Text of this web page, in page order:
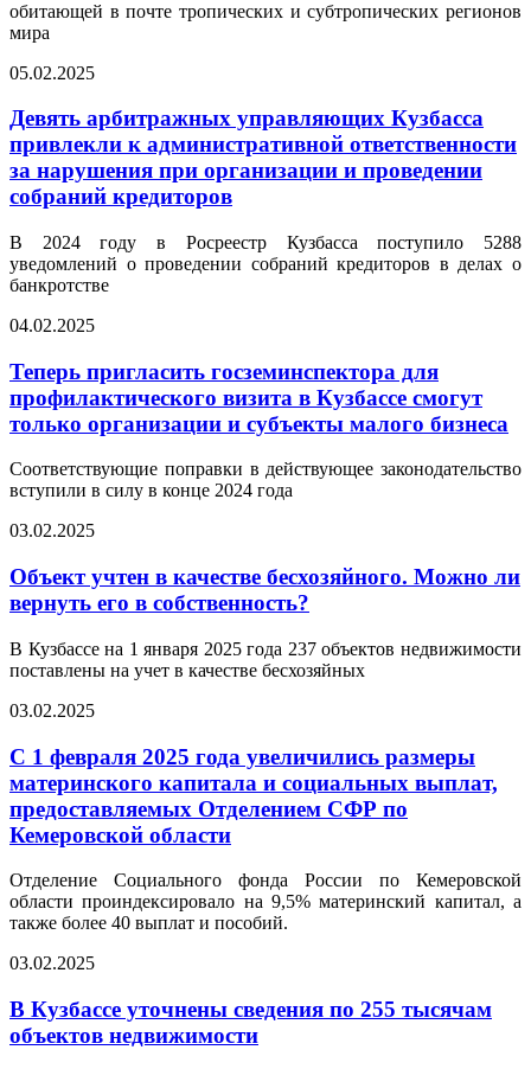
обитающей в почте тропических и субтропических регионов
мира
05.02.2025
Девять арбитражных управляющих Кузбасса
привлекли к административной ответственности
за нарушения при организации и проведении
собраний кредиторов
В 2024 году в Росреестр Кузбасса поступило 5288
уведомлений о проведении собраний кредиторов в делах о
банкротстве
04.02.2025
Теперь пригласить госземинспектора для
профилактического визита в Кузбассе смогут
только организации и субъекты малого бизнеса
Соответствующие поправки в действующее законодательство
вступили в силу в конце 2024 года
03.02.2025
Объект учтен в качестве бесхозяйного. Можно ли
вернуть его в собственность?
В Кузбассе на 1 января 2025 года 237 объектов недвижимости
поставлены на учет в качестве бесхозяйных
03.02.2025
С 1 февраля 2025 года увеличились размеры
материнского капитала и социальных выплат,
предоставляемых Отделением СФР по
Кемеровской области
Отделение Социального фонда России по Кемеровской
области проиндексировало на 9,5% материнский капитал, а
также более 40 выплат и пособий.
03.02.2025
В Кузбассе уточнены сведения по 255 тысячам
объектов недвижимости